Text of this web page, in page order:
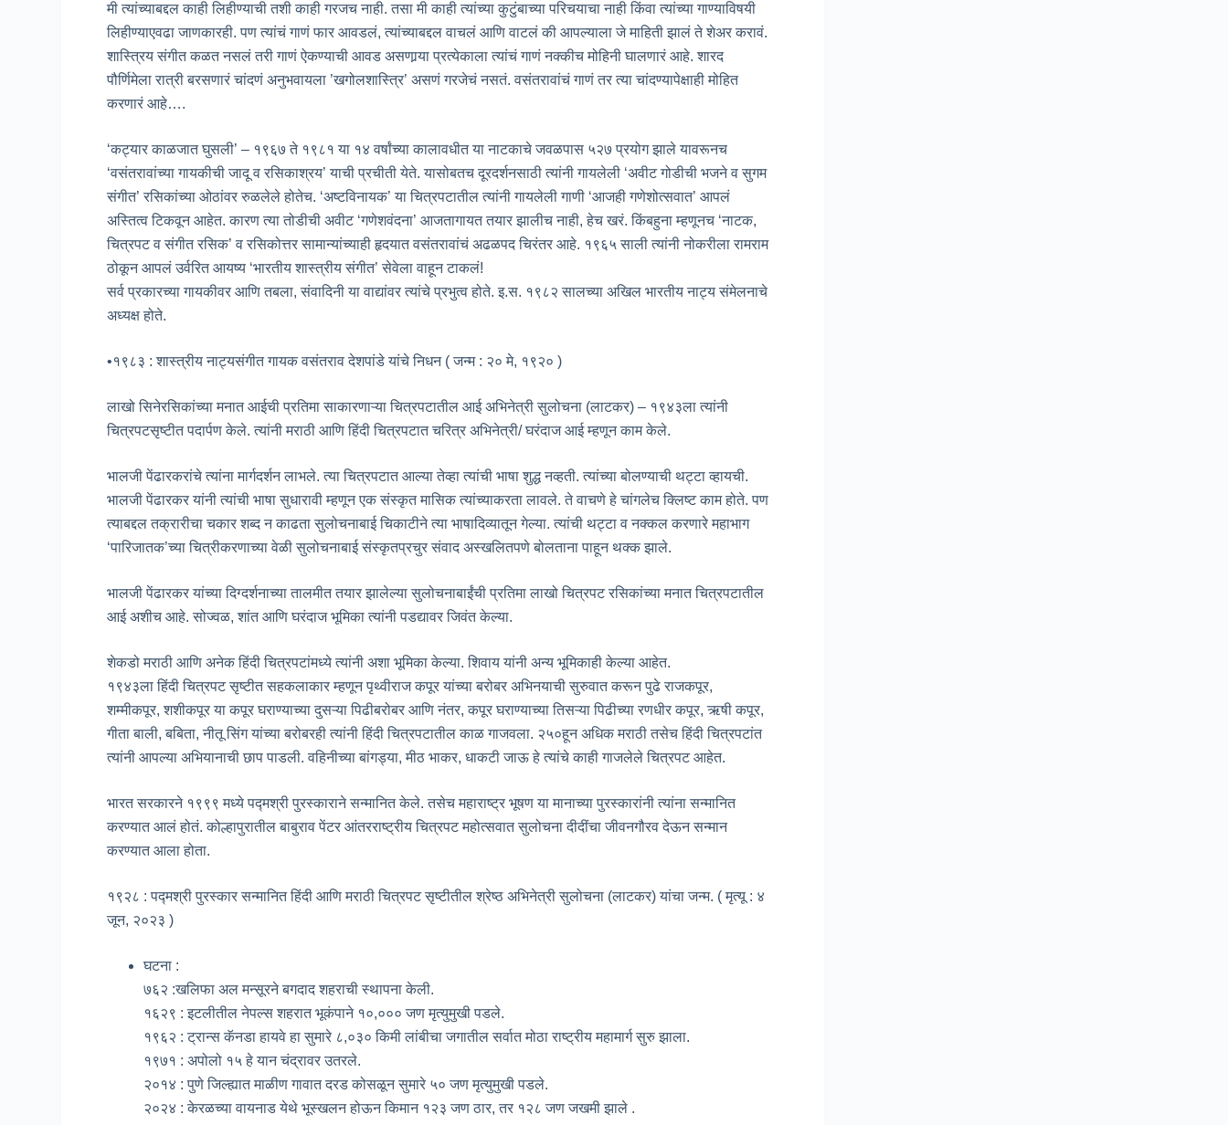
मी त्यांच्याबद्दल काही लिहीण्याची तशी काही गरजच नाही. तसा मी काही त्यांच्या कुटुंबाच्या परिचयाचा नाही किंवा त्यांच्या गाण्याविषयी
लिहीण्याएवढा जाणकारही. पण त्यांचं गाणं फार आवडलं, त्यांच्याबद्दल वाचलं आणि वाटलं की आपल्याला जे माहिती झालं ते शेअर करावं.
शास्त्रिय संगीत कळत नसलं तरी गाणं ऐकण्याची आवड असणार्‍या प्रत्येकाला त्यांचं गाणं नक्कीच मोहिनी घालणारं आहे. शारद
पौर्णिमेला रात्री बरसणारं चांदणं अनुभवायला ’खगोलशास्त्रि’ असणं गरजेचं नसतं. वसंतरावांचं गाणं तर त्या चांदण्यापेक्षाही मोहित
करणारं आहे….
‘कट्यार काळजात घुसली’ – १९६७ ते १९८१ या १४ वर्षांच्या कालावधीत या नाटकाचे जवळपास ५२७ प्रयोग झाले यावरूनच
‘वसंतरावांच्या गायकीची जादू व रसिकाश्रय’ याची प्रचीती येते. यासोबतच दूरदर्शनसाठी त्यांनी गायलेली ‘अवीट गोडीची भजने व सुगम
संगीत’ रसिकांच्या ओठांवर रुळलेले होतेच. ‘अष्टविनायक’ या चित्रपटातील त्यांनी गायलेली गाणी ‘आजही गणेशोत्सवात’ आपलं
अस्तित्व टिकवून आहेत. कारण त्या तोडीची अवीट ‘गणेशवंदना’ आजतागायत तयार झालीच नाही, हेच खरं. किंबहुना म्हणूनच ‘नाटक,
चित्रपट व संगीत रसिक’ व रसिकोत्तर सामान्यांच्याही हृदयात वसंतरावांचं अढळपद चिरंतर आहे. १९६५ साली त्यांनी नोकरीला रामराम
ठोकून आपलं उर्वरित आयष्य ‘भारतीय शास्त्रीय संगीत’ सेवेला वाहून टाकलं!
सर्व प्रकारच्या गायकीवर आणि तबला, संवादिनी या वाद्यांवर त्यांचे प्रभुत्व होते. इ.स. १९८२ सालच्या अखिल भारतीय नाट्य संमेलनाचे
अध्यक्ष होते.
•१९८३ : शास्त्रीय नाट्यसंगीत गायक वसंतराव देशपांडे यांचे निधन ( जन्म : २० मे, १९२० )
लाखो सिनेरसिकांच्या मनात आईची प्रतिमा साकारणाऱ्या चित्रपटातील आई अभिनेत्री सुलोचना (लाटकर) – १९४३ला त्यांनी
चित्रपटसृष्टीत पदार्पण केले. त्यांनी मराठी आणि हिंदी चित्रपटात चरित्र अभिनेत्री/ घरंदाज आई म्हणून काम केले.
भालजी पेंढारकरांचे त्यांना मार्गदर्शन लाभले. त्या चित्रपटात आल्या तेव्हा त्यांची भाषा शुद्ध नव्हती. त्यांच्या बोलण्याची थट्टा व्हायची.
भालजी पेंढारकर यांनी त्यांची भाषा सुधारावी म्हणून एक संस्कृत मासिक त्यांच्याकरता लावले. ते वाचणे हे चांगलेच क्लिष्ट काम होते. पण
त्याबद्दल तक्रारीचा चकार शब्द न काढता सुलोचनाबाई चिकाटीने त्या भाषादिव्यातून गेल्या. त्यांची थट्टा व नक्कल करणारे महाभाग
‘पारिजातक’च्या चित्रीकरणाच्या वेळी सुलोचनाबाई संस्कृतप्रचुर संवाद अस्खलितपणे बोलताना पाहून थक्क झाले.
भालजी पेंढारकर यांच्या दिग्दर्शनाच्या तालमीत तयार झालेल्या सुलोचनाबाईंची प्रतिमा लाखो चित्रपट रसिकांच्या मनात चित्रपटातील
आई अशीच आहे. सोज्वळ, शांत आणि घरंदाज भूमिका त्यांनी पडद्यावर जिवंत केल्या.
शेकडो मराठी आणि अनेक हिंदी चित्रपटांमध्ये त्यांनी अशा भूमिका केल्या. शिवाय यांनी अन्य भूमिकाही केल्या आहेत.
१९४३ला हिंदी चित्रपट सृष्टीत सहकलाकार म्हणून पृथ्वीराज कपूर यांच्या बरोबर अभिनयाची सुरुवात करून पुढे राजकपूर,
शम्मीकपूर, शशीकपूर या कपूर घराण्याच्या दुसऱ्या पिढीबरोबर आणि नंतर, कपूर घराण्याच्या तिसऱ्या पिढीच्या रणधीर कपूर, ऋषी कपूर,
गीता बाली, बबिता, नीतू सिंग यांच्या बरोबरही त्यांनी हिंदी चित्रपटातील काळ गाजवला. २५०हून अधिक मराठी तसेच हिंदी चित्रपटांत
त्यांनी आपल्या अभियानाची छाप पाडली. वहिनीच्या बांगड्या, मीठ भाकर, धाकटी जाऊ हे त्यांचे काही गाजलेले चित्रपट आहेत.
भारत सरकारने १९९९ मध्ये पद्मश्री पुरस्काराने सन्मानित केले. तसेच महाराष्ट्र भूषण या मानाच्या पुरस्कारांनी त्यांना सन्मानित
करण्यात आलं होतं. कोल्हापुरातील बाबुराव पेंटर आंतरराष्ट्रीय चित्रपट महोत्सवात सुलोचना दीदींचा जीवनगौरव देऊन सन्मान
करण्यात आला होता.
१९२८ : पद्मश्री पुरस्कार सन्मानित हिंदी आणि मराठी चित्रपट सृष्टीतील श्रेष्ठ अभिनेत्री सुलोचना (लाटकर) यांचा जन्म. ( मृत्यू : ४
जून, २०२३ )
घटना :
७६२ :खलिफा अल मन्सूरने बगदाद शहराची स्थापना केली.
१६२९ : इटलीतील नेपल्स शहरात भूकंपाने १०,००० जण मृत्युमुखी पडले.
१९६२ : ट्रान्स कॅनडा हायवे हा सुमारे ८,०३० किमी लांबीचा जगातील सर्वात मोठा राष्ट्रीय महामार्ग सुरु झाला.
१९७१ : अपोलो १५ हे यान चंद्रावर उतरले.
२०१४ : पुणे जिल्ह्यात माळीण गावात दरड कोसळून सुमारे ५० जण मृत्युमुखी पडले.
२०२४ : केरळच्या वायनाड येथे भूस्खलन होऊन किमान १२३ जण ठार, तर १२८ जण जखमी झाले .